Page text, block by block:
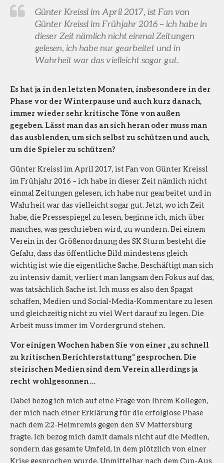
Günter Kreissl im April 2017, ist Fan von
Günter Kreissl im Frühjahr 2016 – ich habe in
dieser Zeit nämlich nicht einmal Zeitungen
gelesen, ich habe nur gearbeitet und in
Wahrheit war das vielleicht sogar gut.
Es hat ja in den letzten Monaten, insbesondere in der
Phase vor der Winterpause und auch kurz danach,
immer wieder sehr kritische Töne von außen
gegeben. Lässt man das an sich heran oder muss man
das ausblenden, um sich selbst zu schützen und auch,
um die Spieler zu schützen?
Günter Kreissl im April 2017, ist Fan von Günter Kreissl
im Frühjahr 2016 – ich habe in dieser Zeit nämlich nicht
einmal Zeitungen gelesen, ich habe nur gearbeitet und in
Wahrheit war das vielleicht sogar gut. Jetzt, wo ich Zeit
habe, die Pressespiegel zu lesen, beginne ich, mich über
manches, was geschrieben wird, zu wundern. Bei einem
Verein in der Größenordnung des SK Sturm besteht die
Gefahr, dass das öffentliche Bild mindestens gleich
wichtig ist wie die eigentliche Sache. Beschäftigt man sich
zu intensiv damit, verliert man langsam den Fokus auf das,
was tatsächlich Sache ist. Ich muss es also den Spagat
schaffen, Medien und Social-Media-Kommentare zu lesen
und gleichzeitig nicht zu viel Wert darauf zu legen. Die
Arbeit muss immer im Vordergrund stehen.
Vor einigen Wochen haben Sie von einer „zu schnell
zu kritischen Berichterstattung“ gesprochen. Die
steirischen Medien sind dem Verein allerdings ja
recht wohlgesonnen …
Dabei bezog ich mich auf eine Frage von Ihrem Kollegen,
der mich nach einer Erklärung für die erfolglose Phase
nach dem 2:2-Heimremis gegen den SV Mattersburg
fragte. Ich bezog mich damit damals nicht auf die Medien,
sondern das gesamte Umfeld, in dem plötzlich von einer
Krise gesprochen wurde. Unmittelbar nach dem Cup-Aus